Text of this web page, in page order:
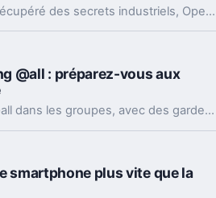
Accusé par Apple d’avoir récupéré des secrets industriels, OpenAI riposte avec des mails et des logs de chat. L’enjeu va bien au-delà du simple procès.
@all : préparez-vous aux
WhatsApp lance le ping @all dans les groupes, avec des garde-fous. Sondages et création de sous-groupes gagnent aussi en souplesse.
smartphone plus vite que la